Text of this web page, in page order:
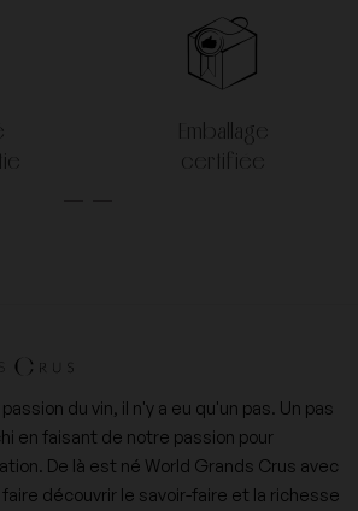
Emballage
certifiée
du vin, il n'y a eu qu'un pas. Un pas
en faisant de notre passion pour
De là est né World Grands Crus avec
découvrir le savoir-faire et la richesse